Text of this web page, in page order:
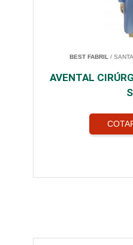
BEST FABRIL /
AVENTAL